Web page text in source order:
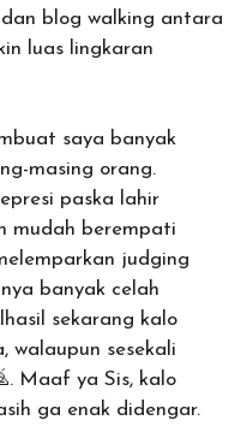
blog walking antara
luas lingkaran
saya banyak
masing orang.
paska lahir
mudah berempati
judging
banyak celah
sekarang kalo
walaupun sesekali
Maaf ya Sis, kalo
ga enak didengar.